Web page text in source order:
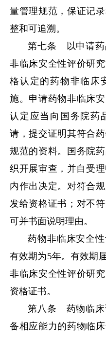
量管理规范，保证记
整和可追溯。
第七条 以申请药
非临床安全性评价研
格认定的药物非临床
施。申请药物非临床
认定应当向国务院药
请，提交证明其符合
规范的资料。国务院
织开展审查，并自受
内作出决定。对符合
发给资格证书；对不
可并书面说明理由。
药物非临床安全
有效期为5年。有效期
非临床安全性评价研
资格证书。
第八条 药物临床
备相应能力的药物临